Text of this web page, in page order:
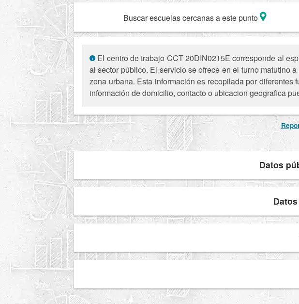
Buscar escuelas cercanas a este punto
El centro de trabajo CCT 20DIN0215E corresponde al
al sector público. El servicio se ofrece en el turno matutino
zona urbana. Esta información es recopilada por
información de domicilio, contacto o ubicacion geografica
Datos